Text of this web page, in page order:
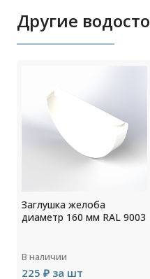
Другие
Заглушка желоба
диаметр 160 мм RAL 9003
В наличии
225 ₽ за шт